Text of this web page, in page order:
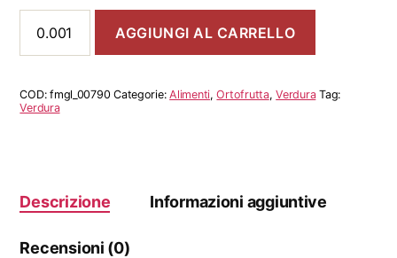
Tondello
quantità
AGGIUNGI AL CARRELLO
COD:fmgl_00790 Categorie:Alimenti,Ortofrutta,Verdura Tag:
Verdura
Descrizione Informazioni aggiuntive
Recensioni (0)